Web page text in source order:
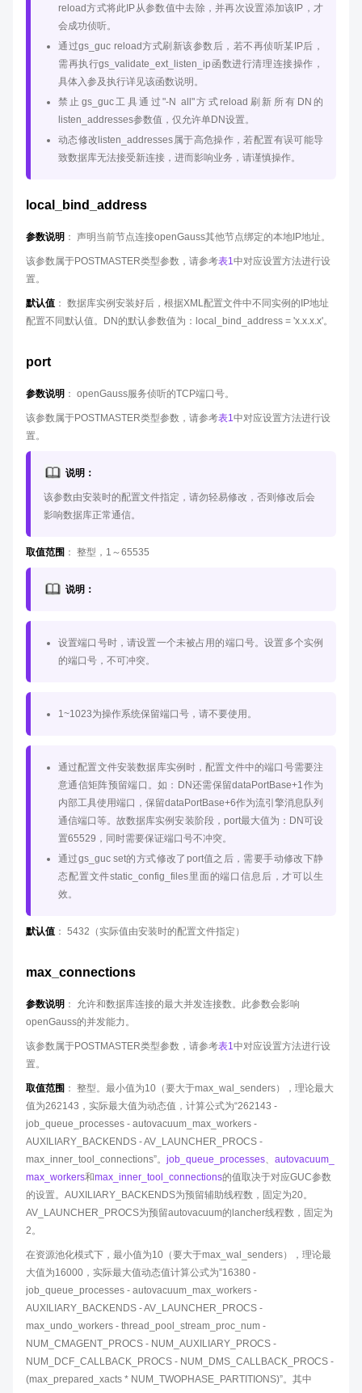
reload方式将此IP从参数值中去除，并再次设置添加该IP，才
会成功侦听。
通过gs_guc reload方式刷新该参数后，若不再侦听某IP后，
需再执行gs_validate_ext_listen_ip函数进行清理连接操作，
具体入参及执行详见该函数说明。
禁止gs_guc工具通过"-N all"方式reload刷新所有DN的
listen_addresses参数值，仅允许单DN设置。
动态修改listen_addresses属于高危操作，若配置有误可能导
致数据库无法接受新连接，进而影响业务，请谨慎操作。
local_bind_address
参数说明 ： 声明当前节点连接openGauss其他节点绑定的本地IP地址。
该参数属于POSTMASTER类型参数，请参考表1中对应设置方法进行设
置。
默认值 ： 数据库实例安装好后，根据XML配置文件中不同实例的IP地址
配置不同默认值。DN的默认参数值为：local_bind_address = 'x.x.x.x'。
port
参数说明 ： openGauss服务侦听的TCP端口号。
该参数属于POSTMASTER类型参数，请参考表1中对应设置方法进行设
置。
说明：
该参数由安装时的配置文件指定，请勿轻易修改，否则修改后会
影响数据库正常通信。
取值范围 ： 整型，1～65535
说明：
设置端口号时，请设置一个未被占用的端口号。设置多个实例
的端口号，不可冲突。
1~1023为操作系统保留端口号，请不要使用。
通过配置文件安装数据库实例时，配置文件中的端口号需要注
意通信矩阵预留端口。如：DN还需保留dataPortBase+1作为
内部工具使用端口，保留dataPortBase+6作为流引擎消息队列
通信端口等。故数据库实例安装阶段，port最大值为：DN可设
置65529，同时需要保证端口号不冲突。
通过gs_guc set的方式修改了port值之后，需要手动修改下静
态配置文件static_config_files里面的端口信息后，才可以生
效。
默认值 ： 5432（实际值由安装时的配置文件指定）
max_connections
参数说明 ： 允许和数据库连接的最大并发连接数。此参数会影响
openGauss的并发能力。
该参数属于POSTMASTER类型参数，请参考表1中对应设置方法进行设
置。
取值范围 ： 整型。最小值为10（要大于max_wal_senders），理论最大
值为262143，实际最大值为动态值，计算公式为“262143 -
job_queue_processes - autovacuum_max_workers -
AUXILIARY_BACKENDS - AV_LAUNCHER_PROCS -
max_inner_tool_connections”。 job_queue_processes、 autovacuum_
max_workers和max_inner_tool_connections的值取决于对应GUC参数
的设置。AUXILIARY_BACKENDS为预留辅助线程数，固定为20。
AV_LAUNCHER_PROCS为预留autovacuum的lancher线程数，固定为
2。
在资源池化模式下，最小值为10（要大于max_wal_senders），理论最
大值为16000，实际最大值动态值计算公式为”16380 -
job_queue_processes - autovacuum_max_workers -
AUXILIARY_BACKENDS - AV_LAUNCHER_PROCS -
max_undo_workers - thread_pool_stream_proc_num -
NUM_CMAGENT_PROCS - NUM_AUXILIARY_PROCS -
NUM_DCF_CALLBACK_PROCS - NUM_DMS_CALLBACK_PROCS -
(max_prepared_xacts * NUM_TWOPHASE_PARTITIONS)”。其中